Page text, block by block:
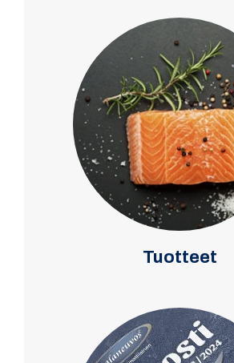
Tuotteet